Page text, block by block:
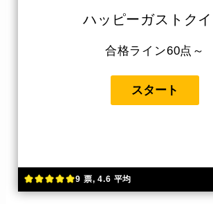
9 票, 4.6 平均
ハッピーガストク
合格ライン60点～